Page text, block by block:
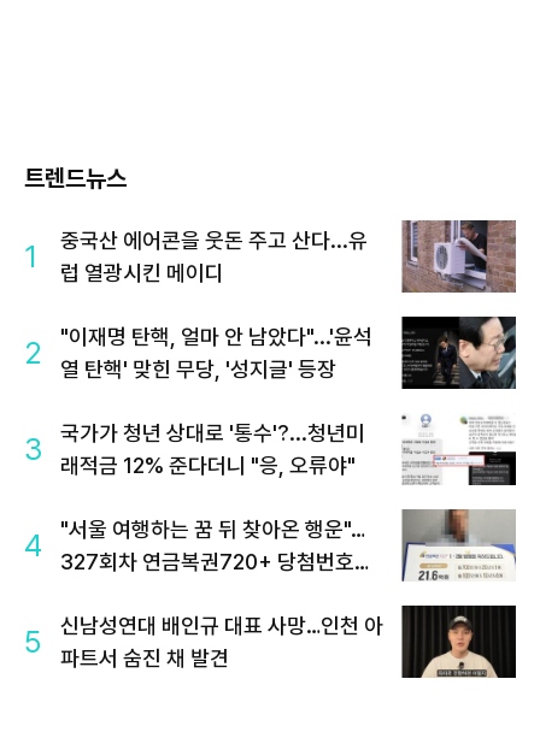
트렌드뉴스
1
중국산 에어콘을 웃돈 주고 산다...유
럽 열광시킨 메이디
2
"이재명 탄핵, 얼마 안 남았다"...'윤석
열 탄핵' 맞힌 무당, '성지글' 등장
3
국가가 청년 상대로 '통수'?...청년미
래적금 12% 준다더니 "응, 오류야"
4
"서울 여행하는 꿈 뒤 찾아온 행운"…
327회차 연금복권720+ 당첨번호조
5
신남성연대 배인규 대표 사망…인천 아
파트서 숨진 채 발견